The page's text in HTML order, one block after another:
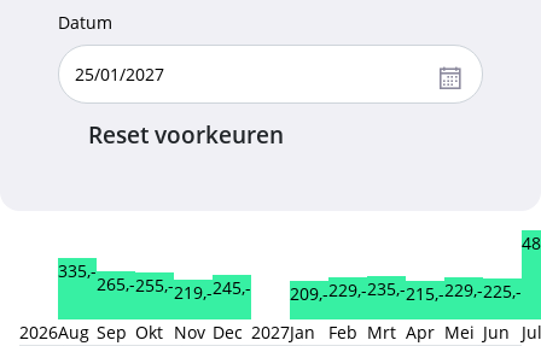
Datum
Reset voorkeuren
2026
335,-
Aug
265,-
Sep
255,-
Okt
219,-
Nov
245,-
Dec 2027
209,-
Jan
229,-
Feb
235,-
Mrt
215,-
Apr
229,-
Mei
225,-
Jun
Jul